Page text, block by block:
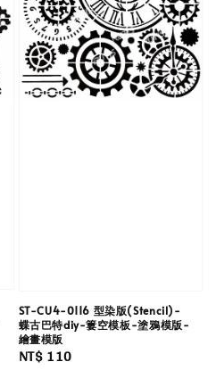
ST-CU4-0116 型染版(Stencil)-
蝶古巴特diy-簍空模板-塗鴉模版-
繪畫模版
Regular
NT$ 110